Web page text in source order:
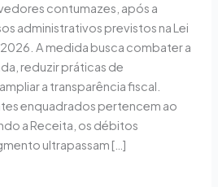
contumazes, após a
administrativos previstos na Lei
A medida busca combater a
reduzir práticas de
a transparência fiscal.
enquadrados pertencem ao
a Receita, os débitos
ultrapassam […]